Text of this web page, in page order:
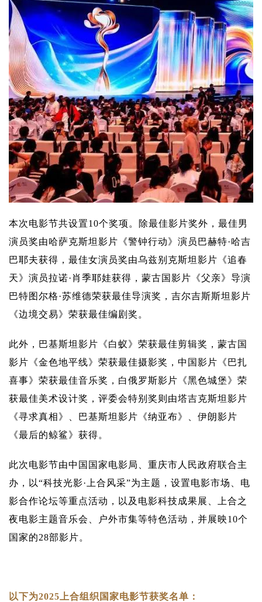
本次电影节共设置10个奖项。除最佳影片奖外，最佳男
演员奖由哈萨克斯坦影片《警钟行动》演员巴赫特·哈吉
巴耶夫获得，最佳女演员奖由乌兹别克斯坦影片《追春
天》演员拉诺·肖季耶娃获得，蒙古国影片《父亲》导演
巴特图尔格·苏维德荣获最佳导演奖，吉尔吉斯斯坦影片
《边境交易》荣获最佳编剧奖。
此外，巴基斯坦影片《白蚁》荣获最佳剪辑奖，蒙古国
影片《金色地平线》荣获最佳摄影奖，中国影片《巴扎
喜事》荣获最佳音乐奖，白俄罗斯影片《黑色城堡》荣
获最佳美术设计奖，评委会特别奖则由塔吉克斯坦影片
《寻求真相》、巴基斯坦影片《纳亚布》、伊朗影片
《最后的鲸鲨》获得。
此次电影节由中国国家电影局、重庆市人民政府联合主
办，以“科技光影·上合风采”为主题，设置电影市场、电
影合作论坛等重点活动，以及电影科技成果展、上合之
夜电影主题音乐会、户外市集等特色活动，并展映10个
国家的28部影片。
以下为2025上合组织国家电影节获奖名单：